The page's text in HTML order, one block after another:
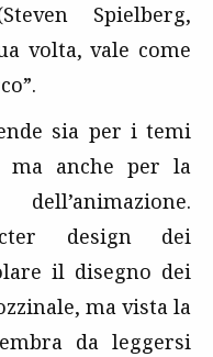
Spielberg,
volta, vale come
sia per i temi
ma anche per la
design dei
il disegno dei
ma vista la
da leggersi